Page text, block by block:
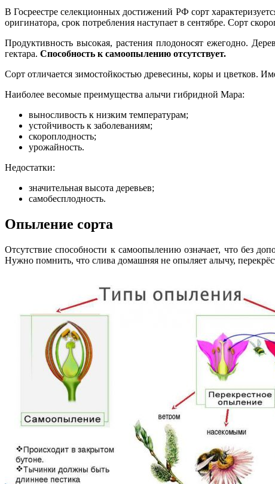
В Госреестре селекционных достижений РФ сорт
оригинатора, срок потребления наступает в сентябре. Сорт
Продуктивность высокая, растения плодоносят ежегодно.
гектара. Способность к самоопылению отсутствует.
Сорт отличается зимостойкостью древесины, коры и цветков.
Наиболее весомые преимущества алычи гибридной Мара:
выносливость к низким температурам;
устойчивость к заболеваниям;
скороплодность;
урожайность.
Недостатки:
значительная высота деревьев;
самобесплодность.
Опыление сорта
Отсутствие способности к самоопылению означает, что без
Нужно помнить, что слива домашняя не опыляет алычу,